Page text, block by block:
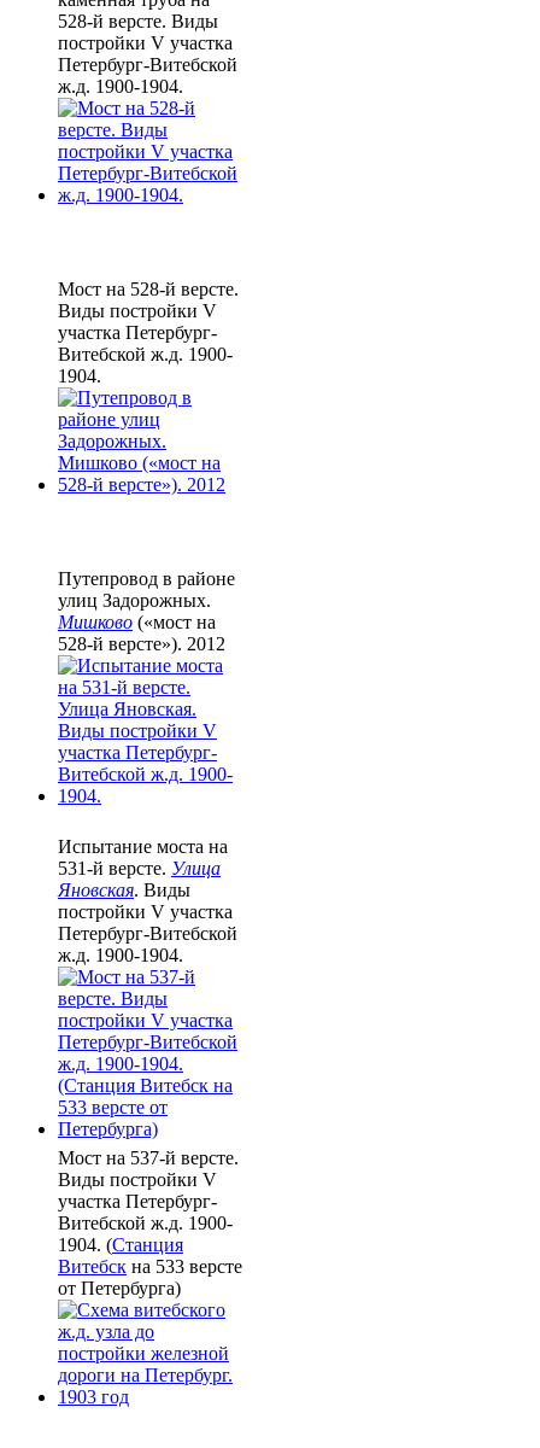
528-й версте. Виды
постройки V участка
Петербург-Витебской
ж.д. 1900-1904.
Мост на 528-й версте.
Виды постройки V
участка Петербург-
Витебской ж.д. 1900-
1904.
Путепровод в районе
улиц Задорожных.
Мишково («мост на
528-й версте»). 2012
Испытание моста на
531-й версте. Улица
Яновская. Виды
постройки V участка
Петербург-Витебской
ж.д. 1900-1904.
Мост на 537-й версте.
Виды постройки V
участка Петербург-
Витебской ж.д. 1900-
1904. (Станция
Витебск на 533 версте
от Петербурга)